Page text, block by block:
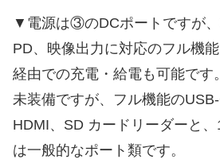
▼電源は③のDCポートですが
PD、映像出力に対応のフル機
経由での充電・給電も可能です
未装備ですが、フル機能のUSB-
HDMI、SD カードリーダーと
は一般的なポート類です。